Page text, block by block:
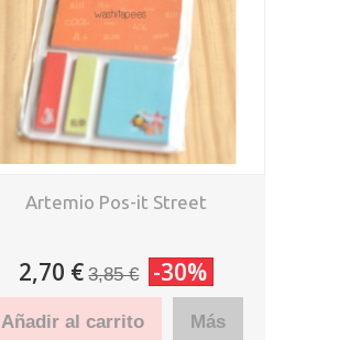
Artemio Pos-it Street
2,70 € 3,85 € -30%
Añadir al carrito Más